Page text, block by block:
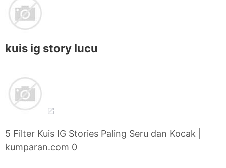
kuis ig story lucu
5 Filter Kuis IG Stories Paling Seru dan Kocak |
kumparan.com 0